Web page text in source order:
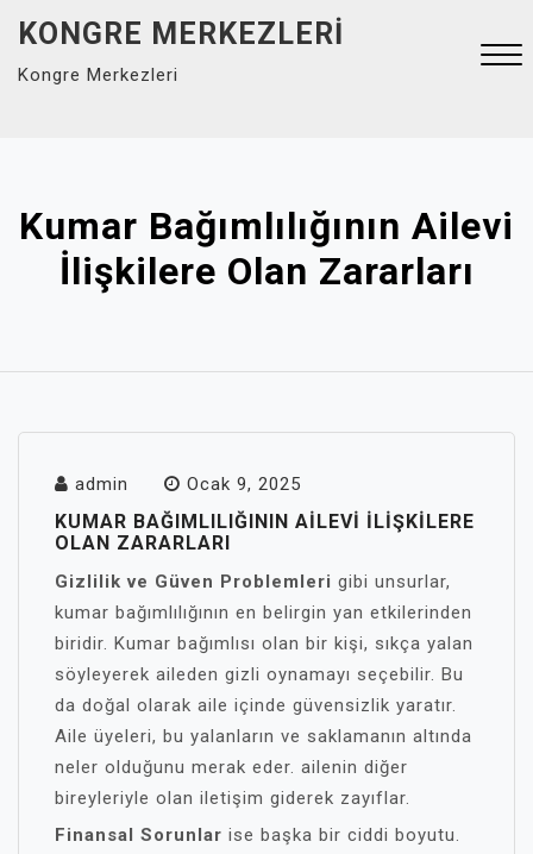
content
KONGRE MERKEZLERI
Kongre Merkezleri
Kumar Bağımlılığının Ailevi
İlişkilere Olan Zararları
admin Ocak 9, 2025
KUMAR BAĞIMLILIĞININ AILEVI İLIŞKILERE
OLAN ZARARLARI
Gizlilik ve Güven Problemleri gibi unsurlar,
kumar bağımlılığının en belirgin yan etkilerinden
biridir. Kumar bağımlısı olan bir kişi, sıkça yalan
söyleyerek aileden gizli oynamayı seçebilir. Bu
da doğal olarak aile içinde güvensizlik yaratır.
Aile üyeleri, bu yalanların ve saklamanın altında
neler olduğunu merak eder. ailenin diğer
bireyleriyle olan iletişim giderek zayıflar.
Finansal Sorunlar ise başka bir ciddi boyutu.